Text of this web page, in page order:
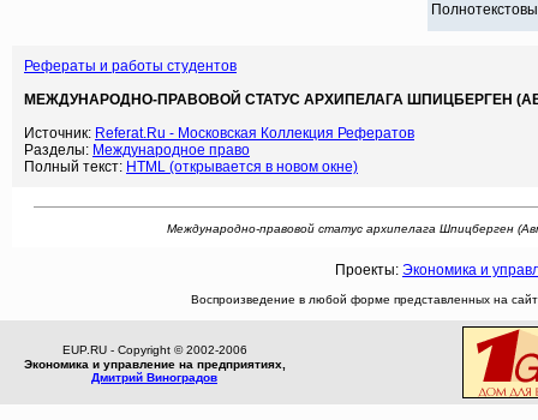
Рефераты и работы студентов
МЕЖДУНАРОДНО-ПРАВОВОЙ СТАТУС АРХИПЕЛАГА ШПИЦБЕРГЕН
Источник: Referat.Ru - Московская Коллекция Рефератов
Разделы: Международное право
Полный текст: HTML (открывается в новом окне)
Международно-правовой статус архипелага Шпицберген
Проекты: Экономика и
Воспроизведение в любой форме представленных на
EUP.RU - Copyright © 2002-2006
Экономика и управление на предприятиях,
Дмитрий Виноградов